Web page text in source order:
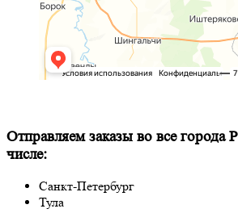
Отправляем заказы во все города
числе:
Санкт-Петербург
Тула